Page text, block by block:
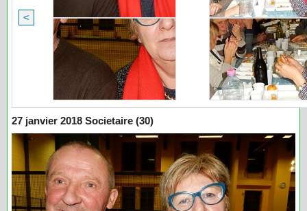
<
27 janvier 2018 Societaire (30)